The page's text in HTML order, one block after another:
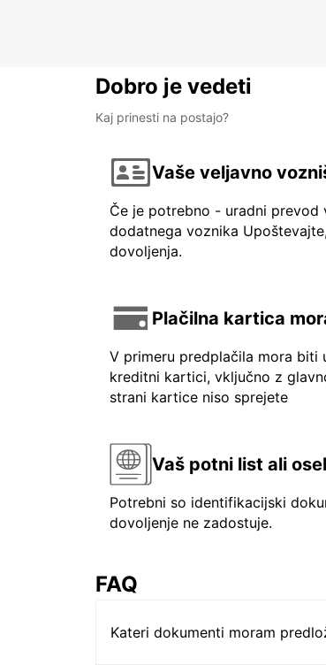
Dobro je vedeti
Kaj prinesti na postajo?
Vaše veljavno
Če je potrebno - uradni prevod
dodatnega voznika
dovoljenja.
Plačilna kartica
V primeru predplačila mora biti
kreditni kartici, vključno z
strani kartice niso sprejete
Vaš potni list ali
Potrebni so identifikacijski
dovoljenje ne zadostuje.
FAQ
Kateri dokumenti moram